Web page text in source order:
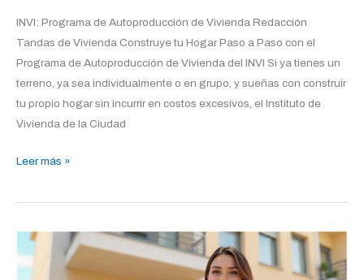
INVI: Programa de Autoproducción de Vivienda Redacción
Tandas de Vivienda Construye tu Hogar Paso a Paso con el
Programa de Autoproducción de Vivienda del INVI Si ya tienes un
terreno, ya sea individualmente o en grupo, y sueñas con construir
tu propio hogar sin incurrir en costos excesivos, el Instituto de
Vivienda de la Ciudad
Leer más »
Programa